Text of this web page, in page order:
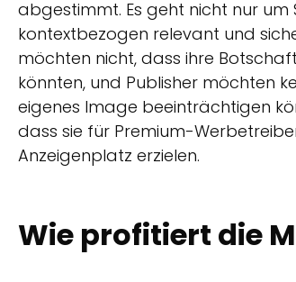
abgestimmt. Es geht nicht nur um
kontextbezogen relevant und
möchten nicht, dass ihre
könnten, und Publisher möchten
eigenes Image beeinträchtigen
dass sie für Premium-
Anzeigenplatz erzielen.
Wie profitiert die